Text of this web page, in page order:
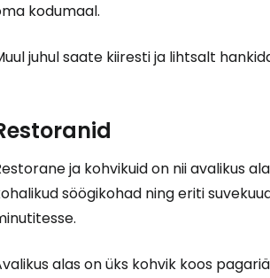
kodumaal.
juhul saate kiiresti ja lihtsalt
ja kohvikuid on nii avalikus
söögikohad ning eriti
alas on üks kohvik koos